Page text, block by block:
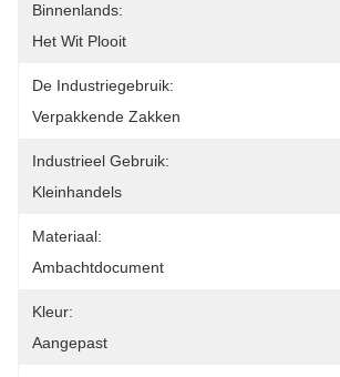
Binnenlands:
Het Wit Plooit
De Industriegebruik:
Verpakkende Zakken
Industrieel Gebruik:
Kleinhandels
Materiaal:
Ambachtdocument
Kleur:
Aangepast